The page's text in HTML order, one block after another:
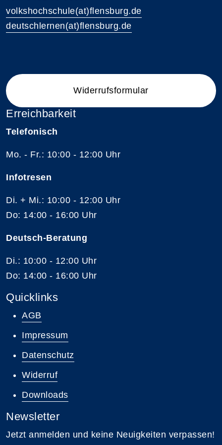
volkshochschule(at)flensburg.de
deutschlernen(at)flensburg.de
Widerrufsformular
Erreichbarkeit
Telefonisch
Mo. - Fr.: 10:00 - 12:00 Uhr
Infotresen
Di. + Mi.: 10:00 - 12:00 Uhr
Do: 14:00 - 16:00 Uhr
Deutsch-Beratung
Di.: 10:00 - 12:00 Uhr
Do: 14:00 - 16:00 Uhr
Quicklinks
AGB
Impressum
Datenschutz
Widerruf
Downloads
Newsletter
Jetzt anmelden und keine Neuigkeiten verpassen!